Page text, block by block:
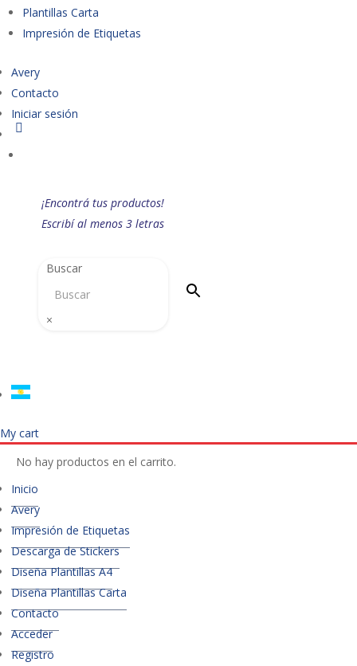
Plantillas Carta
Impresión de Etiquetas
Avery
Contacto
Iniciar sesión
¡Encontrá tus productos!
Escribí al menos 3 letras
Buscar
×
My cart
No hay productos en el carrito.
Inicio
Avery
Impresión de Etiquetas
Descarga de Stickers
Diseña Plantillas A4
Diseña Plantillas Carta
Contacto
Acceder
Registro